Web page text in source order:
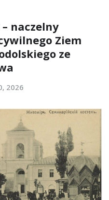
naczelny
Ziem
ze
2026